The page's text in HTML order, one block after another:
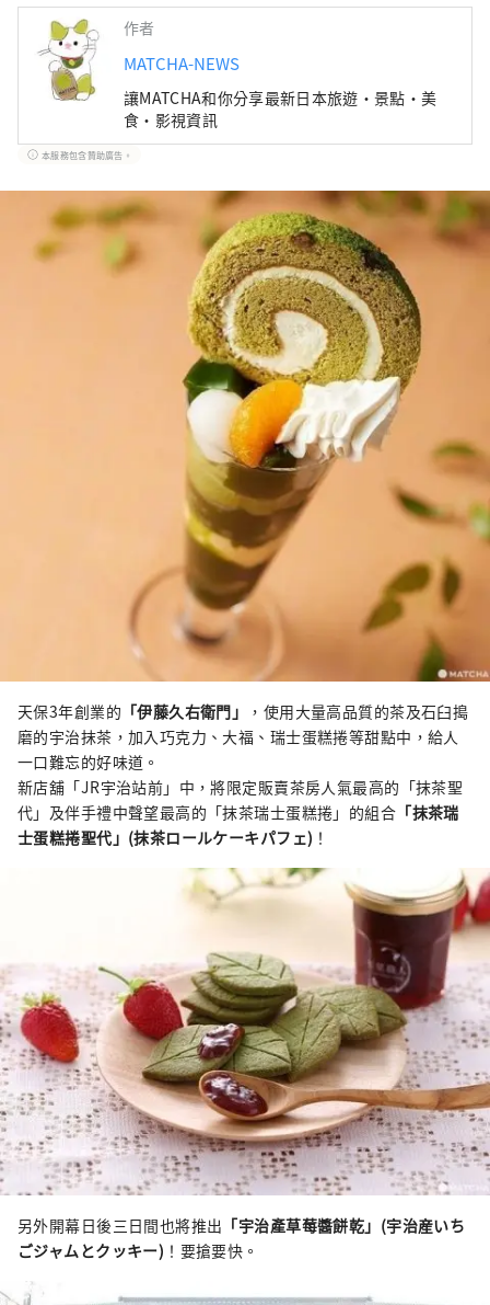
作者
MATCHA-NEWS
讓MATCHA和你分享最新日本旅遊・景點・美
食・影視資訊
本服務包含贊助廣告。
天保3年創業的 「伊藤久右衛門」
，使用大量高品質的茶及石臼搗
磨的宇治抹茶，加入巧克力、大福、瑞士蛋糕捲等甜點中，給人
一口難忘的好味道。
新店舖「JR宇治站前」中，將限定販賣茶房人氣最高的「抹茶聖
代」及伴手禮中聲望最高的「抹茶瑞士蛋糕捲」的組合 「抹茶瑞
士蛋糕捲聖代」(抹茶ロールケーキパフェ) ！
另外開幕日後三日間也將推出 「宇治產草莓醬餅乾」(宇治産いち
ごジャムとクッキー) ！要搶要快。